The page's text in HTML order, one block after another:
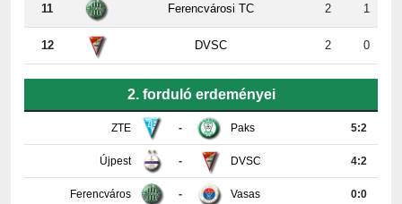
12 DVSC 2 0
ZTE - Paks
Újpest DVSC 4:2
Ferencváros Vasas 0:0
Győr Nyíregyháza 4:0